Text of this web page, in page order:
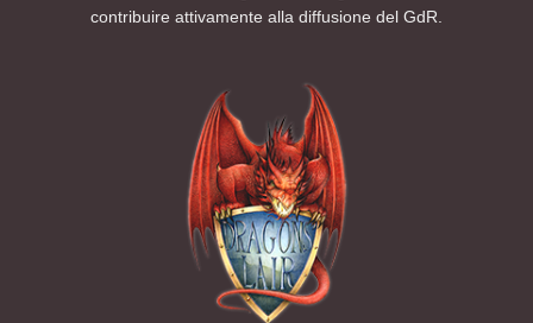
contribuire attivamente alla diffusione del GdR.